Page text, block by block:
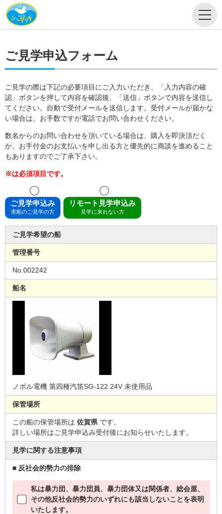
ご見学申込フォーム
ご見学の際は下記の必要項目にご入力いただき、「入力内容の確
認」ボタンを押して内容を確認後、「送信」ボタンで内容を送信し
てください。自動で受付メールを送信します。受付メールが届かな
い場合は、お手数ですが電話でお問い合わせください。
数名からのお問い合わせを頂いている場合は、購入を即決頂だく
か、お手付金のお支払いを申し出る方と優先的に商談を進めること
もありますのでご了承下さい。
※は必須項目です。
ご見学申込み
実船のご見学の方
リモート見学申込み
見学に来れない方
ご見学希望の船
管理番号
No.002242
船名
ノボル電機 第四種汽笛SG-122 24V 未使用品
保管場所
この船の保管場所は 佐賀県 です。
詳しい場所はご見学申込み受付後にお知らせいたします。
見学に関する注意事項
■ 反社会的勢力の排除
私は暴力団、暴力団員、暴力団体又は関係者、総会屋、
その他反社会的勢力のいずれにも該当しないことを表明
いたします。